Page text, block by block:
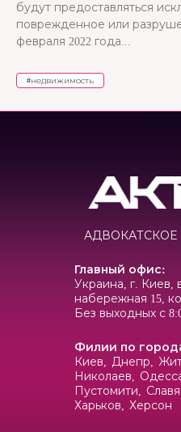
будут предоставляться
поврежденное или
февраля 2022 года...
#недвижимость
Главный офис:
Украина, г. Киев,
набережная 15,
Без выходных с
Филии по
Киев, Днепр,
Николаев,
Пустомити,
Харьков, Херсон